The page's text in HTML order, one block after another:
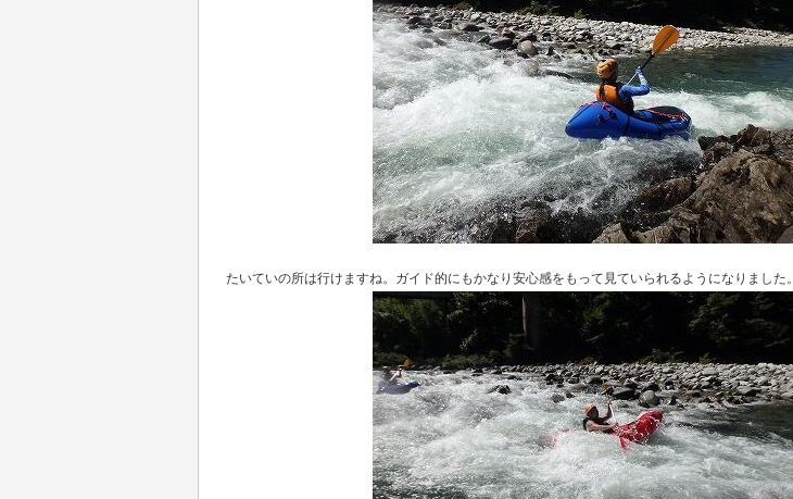
たいていの所は行けますね。ガイド的にもかなり安心感をもって見ていられるようになりました。